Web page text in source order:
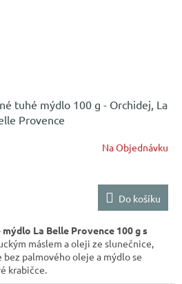
tuhé mýdlo 100 g - Orchidej, La
Provence
Na Objednávku
Do košíku
La Belle Provence 100 g s
máslem a oleji ze slunečnice,
bez palmového oleje a mýdlo se
krabičce.